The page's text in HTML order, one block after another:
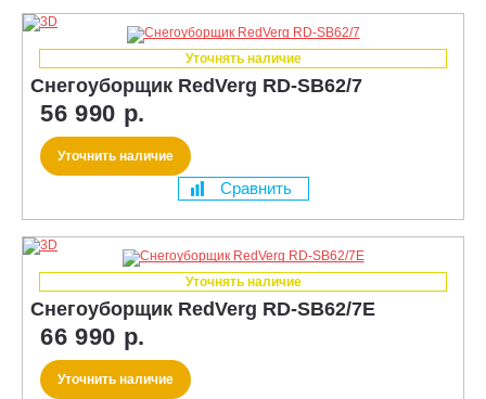
Уточнять наличие
Снегоуборщик RedVerg RD-SB62/7
56 990 р.
Уточнить наличие
Сравнить
Уточнять наличие
Снегоуборщик RedVerg RD-SB62/7E
66 990 р.
Уточнить наличие